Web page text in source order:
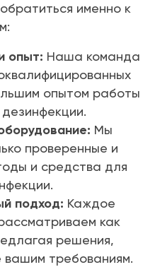
именно к
опыт: Наша команда
опытом работы
Мы
проверенные и
и средства для
подход: Каждое
как
решения,
требованиям.